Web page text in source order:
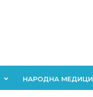
НАРОДНА